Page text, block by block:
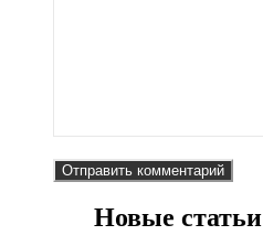
Новые статьи